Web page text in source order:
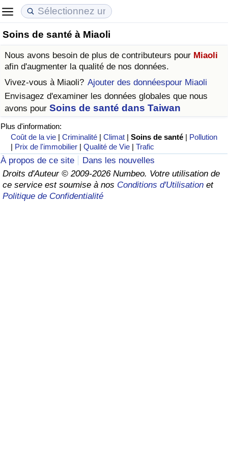
Soins de santé à Miaoli
Nous avons besoin de plus de contributeurs pour Miaoli
afin d'augmenter la qualité de nos données.
Vivez-vous à Miaoli? Ajouter des donnéespour Miaoli
Envisagez d'examiner les données globales que nous
avons pour Soins de santé dans Taiwan
Plus d'information:
Coût de la vie |Criminalité |Climat |Soins de santé | Pollution
| Prix de l'immobilier |Qualité de Vie |Trafic
À propos de ce site
Dans les nouvelles
Droits d'Auteur © 2009-2026 Numbeo. Votre utilisation de
ce service est soumise à nos Conditions d'Utilisation et
Politique de Confidentialité
Coût de la vie
Indice du Coût de la Vie (Actuel)
Indice du Coût de la Vie
Indice du coût de la vie par pays
à Akaba
Prix de l'immobilier
Indice des Prix de l'immobilier (Actuel)
Indice des Prix de l'immobilier
Indice des Prix de l'immobilier par Pays
Qualité de Vie
Indice de Qualité de Vie
Indice de Qualité de Vie (Actuel)
Indice de qualité de vie par pays
Criminalité
Indice de Criminalité (Actuel)
Indice de Criminalité